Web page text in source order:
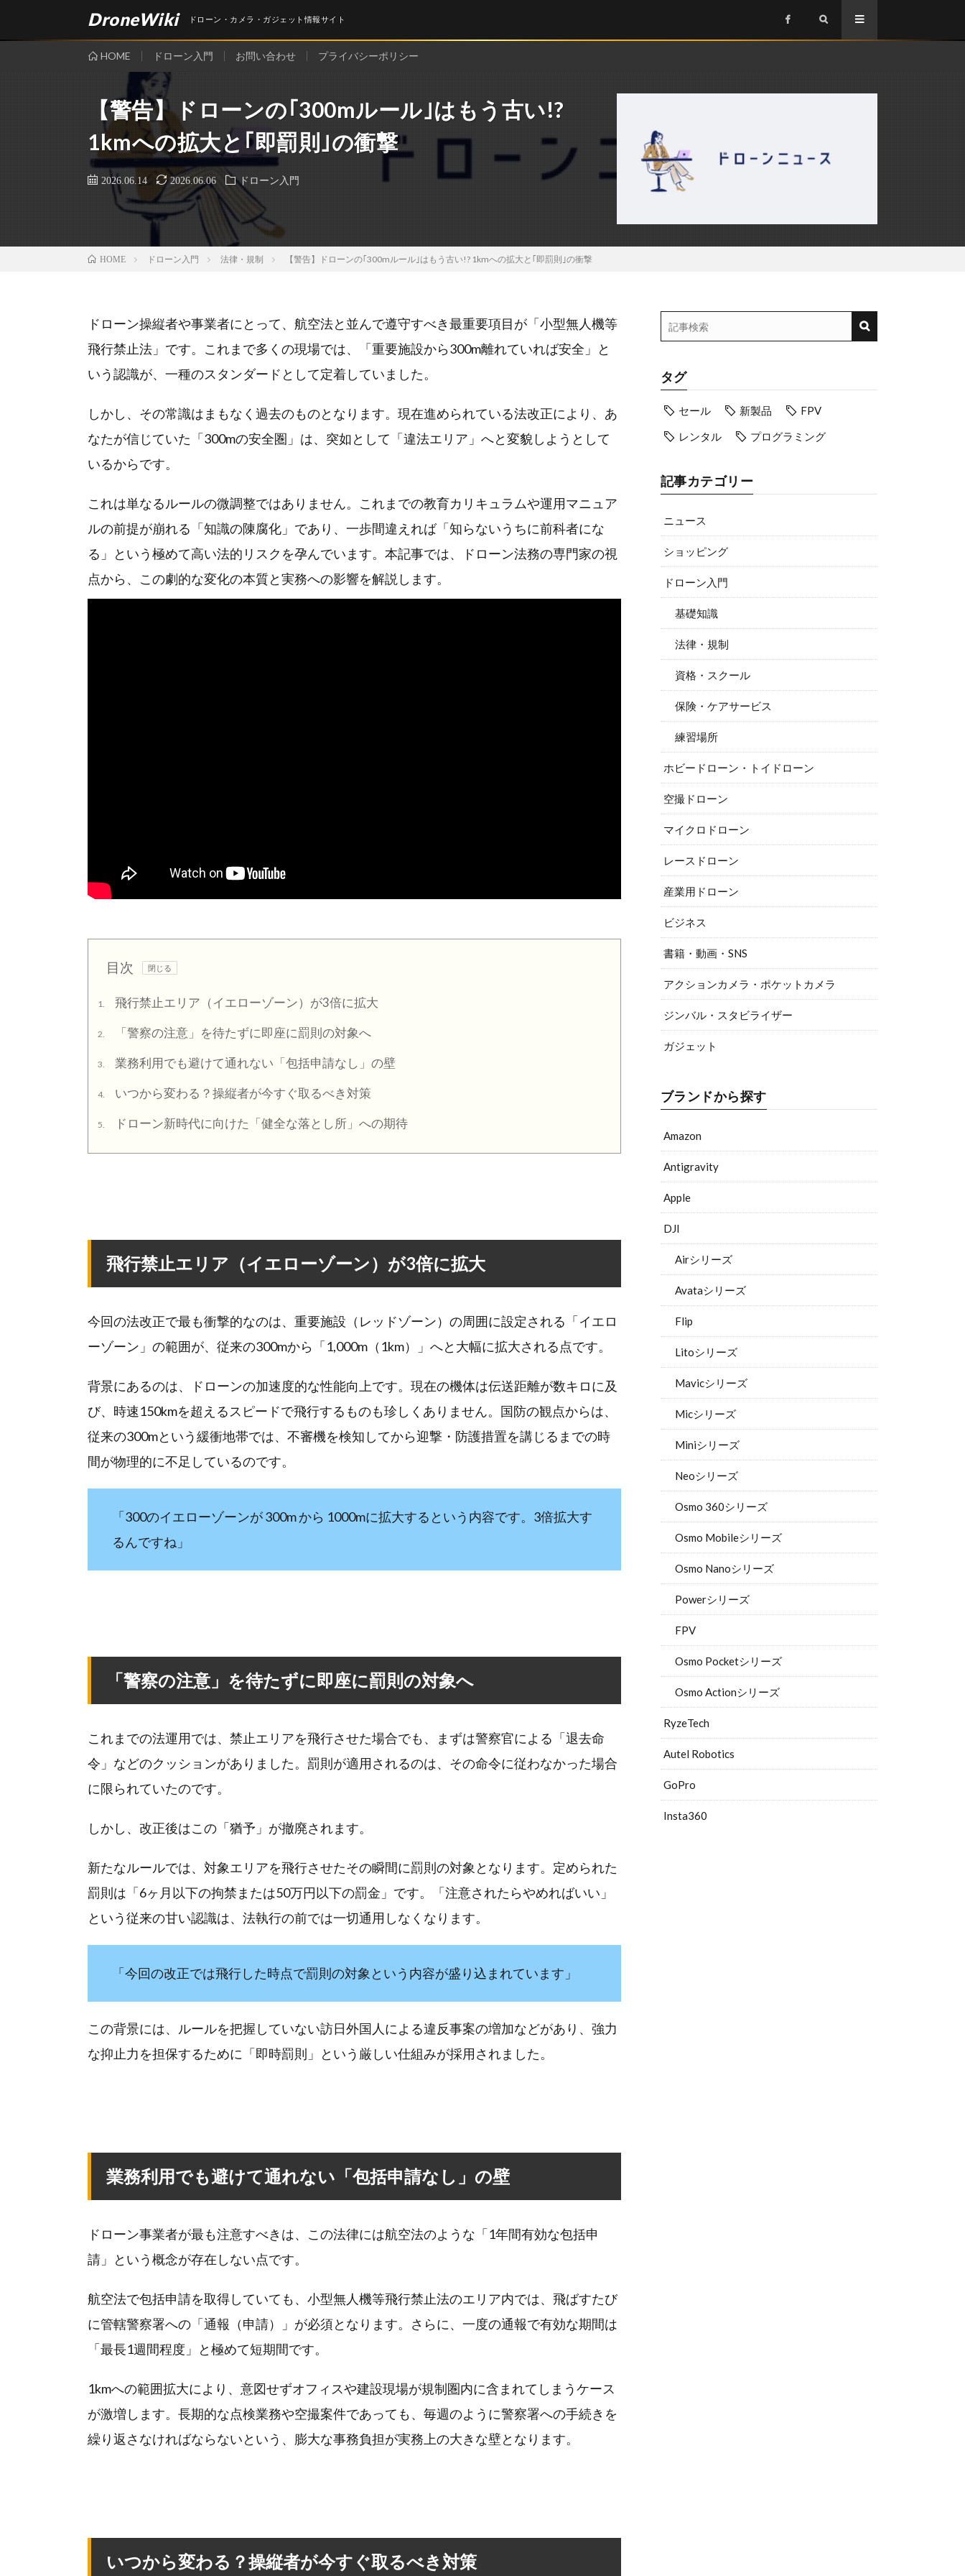
DroneWiki ドローン・カメラ・ガジェット情報サイト
HOME ドローン入門 お問い合わせ プライバシーポリシー
【警告】ドローンの｢300mルール｣はもう古い!?
1kmへの拡大と｢即罰則｣の衝撃
2026.06.14 2026.06.06 ドローン入門
HOME ドローン入門 法律・規制 【警告】ドローンの｢300mルール｣はもう古い!? 1kmへの拡大と｢即罰則｣の衝撃
ドローン操縦者や事業者にとって、航空法と並んで遵守すべき最重要項目が「小型無人機等
飛行禁止法」です。これまで多くの現場では、「重要施設から300m離れていれば安全」と
いう認識が、一種のスタンダードとして定着していました。
しかし、その常識はまもなく過去のものとなります。現在進められている法改正により、あ
なたが信じていた「300mの安全圏」は、突如として「違法エリア」へと変貌しようとして
いるからです。
これは単なるルールの微調整ではありません。これまでの教育カリキュラムや運用マニュア
ルの前提が崩れる「知識の陳腐化」であり、一歩間違えれば「知らないうちに前科者にな
る」という極めて高い法的リスクを孕んでいます。本記事では、ドローン法務の専門家の視
点から、この劇的な変化の本質と実務への影響を解説します。
目次
1. 飛行禁止エリア（イエローゾーン）が3倍に拡大
2. 「警察の注意」を待たずに即座に罰則の対象へ
3. 業務利用でも避けて通れない「包括申請なし」の壁
4. いつから変わる？操縦者が今すぐ取るべき対策
5. ドローン新時代に向けた「健全な落とし所」への期待
飛行禁止エリア（イエローゾーン）が3倍に拡大
今回の法改正で最も衝撃的なのは、重要施設（レッドゾーン）の周囲に設定される「イエロ
ーゾーン」の範囲が、従来の300mから「1,000m（1km）」へと大幅に拡大される点です。
背景にあるのは、ドローンの加速度的な性能向上です。現在の機体は伝送距離が数キロに及
び、時速150kmを超えるスピードで飛行するものも珍しくありません。国防の観点からは、
従来の300mという緩衝地帯では、不審機を検知してから迎撃・防護措置を講じるまでの時
間が物理的に不足しているのです。
「300のイエローゾーンが 300m から 1000mに拡大するという内容です。3倍拡大す
るんですね」
「警察の注意」を待たずに即座に罰則の対象へ
これまでの法運用では、禁止エリアを飛行させた場合でも、まずは警察官による「退去命
令」などのクッションがありました。罰則が適用されるのは、その命令に従わなかった場合
に限られていたのです。
しかし、改正後はこの「猶予」が撤廃されます。
新たなルールでは、対象エリアを飛行させたその瞬間に罰則の対象となります。定められた
罰則は「6ヶ月以下の拘禁または50万円以下の罰金」です。「注意されたらやめればいい」
という従来の甘い認識は、法執行の前では一切通用しなくなります。
「今回の改正では飛行した時点で罰則の対象という内容が盛り込まれています」
この背景には、ルールを把握していない訪日外国人による違反事案の増加などがあり、強力
な抑止力を担保するために「即時罰則」という厳しい仕組みが採用されました。
業務利用でも避けて通れない「包括申請なし」の壁
ドローン事業者が最も注意すべきは、この法律には航空法のような「1年間有効な包括申
請」という概念が存在しない点です。
航空法で包括申請を取得していても、小型無人機等飛行禁止法のエリア内では、飛ばすたび
に管轄警察署への「通報（申請）」が必須となります。さらに、一度の通報で有効な期間は
「最長1週間程度」と極めて短期間です。
1kmへの範囲拡大により、意図せずオフィスや建設現場が規制圏内に含まれてしまうケース
が激増します。長期的な点検業務や空撮案件であっても、毎週のように警察署への手続きを
繰り返さなければならないという、膨大な事務負担が実務上の大きな壁となります。
いつから変わる？操縦者が今すぐ取るべき対策
タグ
セール 新製品
FPV
レンタル
プログラミング
記事カテゴリー
ニュース
ショッピング
ドローン入門
基礎知識
法律・規制
資格・スクール
保険・ケアサービス
練習場所
ホビードローン・トイドローン
空撮ドローン
マイクロドローン
レースドローン
産業用ドローン
ビジネス
書籍・動画・SNS
アクションカメラ・ポケットカメラ
ジンバル・スタビライザー
ガジェット
ブランドから探す
Amazon
Antigravity
Apple
DJI
Airシリーズ
Avataシリーズ
Flip
Litoシリーズ
Mavicシリーズ
Micシリーズ
Miniシリーズ
Neoシリーズ
Osmo 360シリーズ
Osmo Mobileシリーズ
Osmo Nanoシリーズ
Powerシリーズ
FPV
Osmo Pocketシリーズ
Osmo Actionシリーズ
RyzeTech
Autel Robotics
GoPro
Insta360